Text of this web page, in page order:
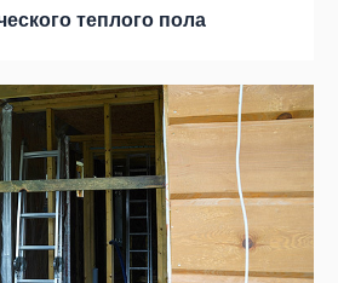
теплого пола